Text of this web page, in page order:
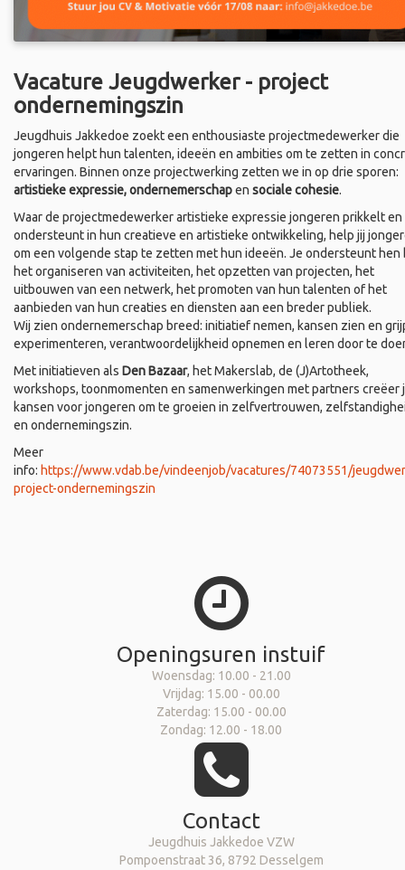
Vacature Jeugdwerker - project
ondernemingszin
Jeugdhuis Jakkedoe zoekt een enthousiaste projectmedewerker die
jongeren helpt hun talenten, ideeën en ambities om te zetten in
ervaringen. Binnen onze projectwerking zetten we in op drie sporen:
artistieke expressie, ondernemerschapen sociale cohesie.
Waar de projectmedewerker artistieke expressie jongeren prikkelt en
ondersteunt in hun creatieve en artistieke ontwikkeling, help jij
om een volgende stap te zetten met hun ideeën. Je ondersteunt hen
het organiseren van activiteiten, het opzetten van projecten, het
uitbouwen van een netwerk, het promoten van hun talenten of het
aanbieden van hun creaties en diensten aan een breder publiek.
Wij zien ondernemerschap breed: initiatief nemen, kansen zien en
experimenteren, verantwoordelijkheid opnemen en leren door te
Met initiatieven als Den Bazaar, het Makerslab, de (J)Artotheek,
workshops, toonmomenten en samenwerkingen met partners creëer
kansen voor jongeren om te groeien in zelfvertrouwen,
en ondernemingszin.
Meer
info: https://www.vdab.be/vindeenjob/vacatures/74073551/
project-ondernemingszin
Openingsuren instuif
Woensdag: 10.00 - 21.00
Vrijdag: 15.00 - 00.00
Zaterdag: 15.00 - 00.00
Zondag: 12.00 - 18.00
Contact
Jeugdhuis Jakkedoe VZW
Pompoenstraat 36, 8792 Desselgem